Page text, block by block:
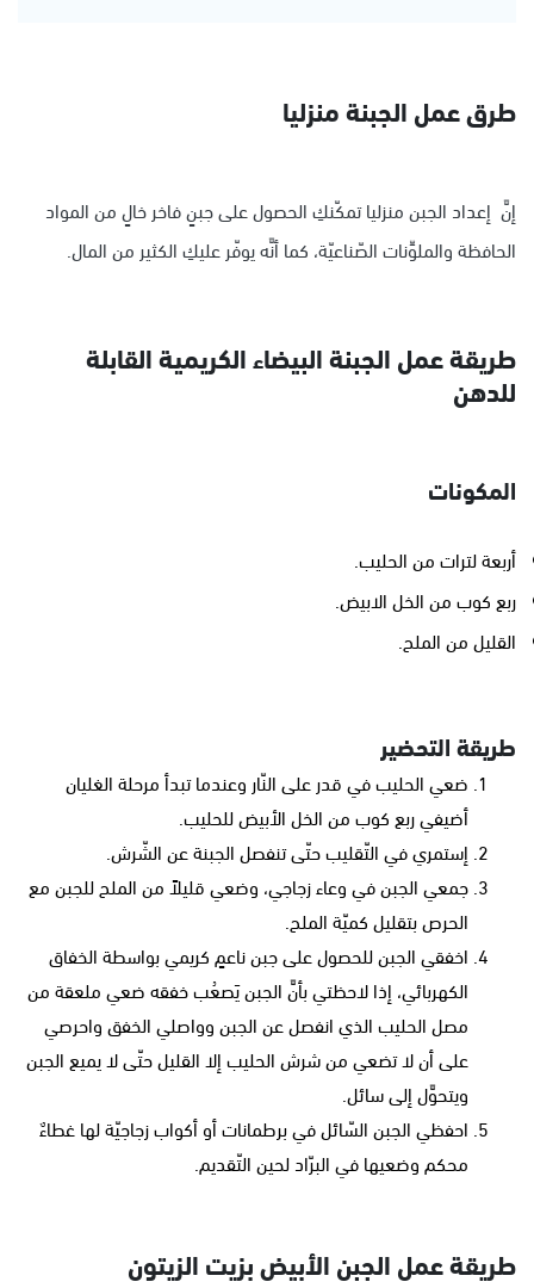
طرق عمل الجبنة منزليا
إنَّ إعداد الجبن منزليا تمكّنكِ الحصول على جبنٍ فاخر خالٍ من المواد
الحافظة والملوِّنات الصّناعيّة، كما أنَّه يوفّر عليكِ الكثير من المال.
طريقة عمل الجبنة البيضاء الكريمية القابلة
للدهن
المكونات
أربعة لترات من الحليب.
ربع كوب من الخل الابيض.
القليل من الملح.
طريقة التحضير
ضعي الحليب في قدر على النّار وعندما تبدأ مرحلة الغليان
أضيفي ربع كوب من الخل الأبيض للحليب.
إستمري في التّقليب حتّى تنفصل الجبنة عن الشّرش.
جمعي الجبن في وعاء زجاجي، وضعي قليلاً من الملح للجبن مع
الحرص بتقليل كميّة الملح.
اخفقي الجبن للحصول على جبن ناعمٍ كريمي بواسطة الخفاق
الكهربائي، إذا لاحظتي بأنَّ الجبن يَصعُب خفقه ضعي ملعقة من
مصل الحليب الذي انفصل عن الجبن وواصلي الخفق واحرصي
على أن لا تضعي من شرش الحليب إلا القليل حتّى لا يميع الجبن
ويتحوَّل إلى سائل.
احفظي الجبن السّائل في برطمانات أو أكواب زجاجيّة لها غطاءٌ
محكم وضعيها في البرّاد لحين التّقديم.
طريقة عمل الجبن الأبيض بزيت الزيتون